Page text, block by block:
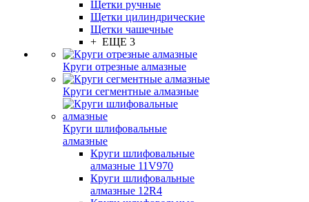
Щетки ручные
Щетки цилиндрические
Щетки чашечные
+ ЕЩЕ 3
Круги отрезные алмазные
Круги сегментные алмазные
Круги шлифовальные
алмазные
Круги шлифовальные
алмазные 11V970
Круги шлифовальные
алмазные 12R4